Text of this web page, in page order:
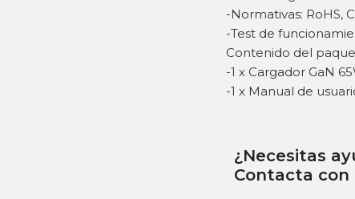
-Normativas: RoHS,
-Test de
Contenido del
-1 x Cargador GaN
-1 x Manual de
¿Necesitas
Contacta con